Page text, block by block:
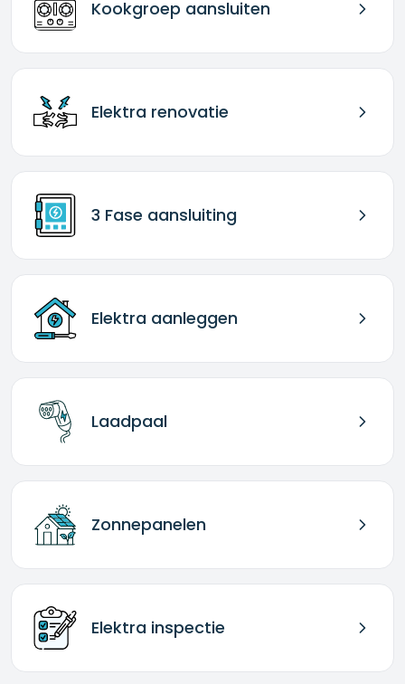
Kookgroep aansluiten
Elektra renovatie
3 Fase aansluiting
Elektra aanleggen
Laadpaal
Zonnepanelen
Elektra inspectie